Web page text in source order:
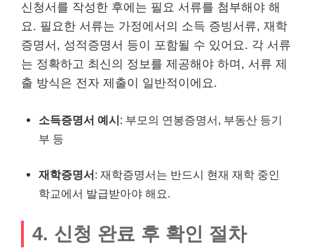
신청서를 작성한 후에는 필요 서류를 첨부해야 해
요. 필요한 서류는 가정에서의 소득 증빙서류, 재학
증명서, 성적증명서 등이 포함될 수 있어요. 각 서류
는 정확하고 최신의 정보를 제공해야 하며, 서류 제
출 방식은 전자 제출이 일반적이에요.
소득증명서 예시: 부모의 연봉증명서, 부동산 등기
부 등
재학증명서: 재학증명서는 반드시 현재 재학 중인
학교에서 발급받아야 해요.
4. 신청 완료 후 확인 절차